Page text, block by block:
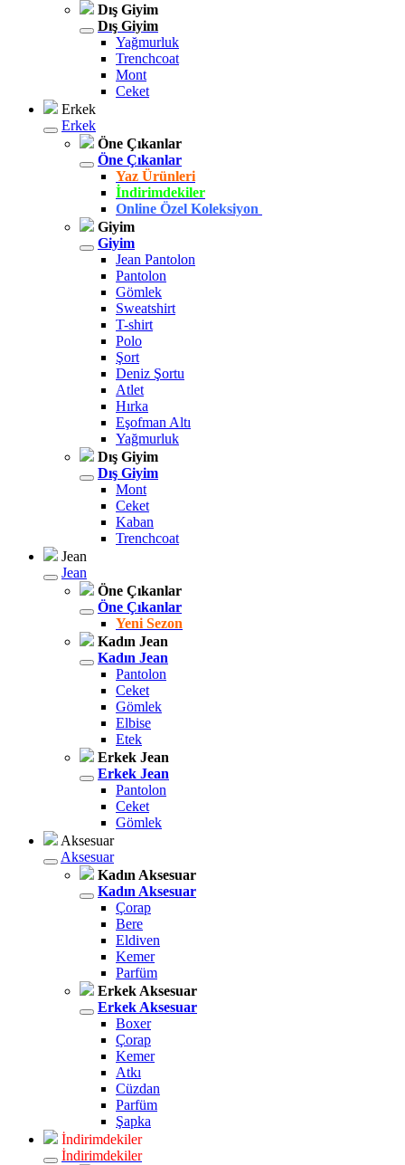
Dış Giyim
Dış Giyim
Yağmurluk
Trenchcoat
Mont
Ceket
Erkek
Erkek
Öne Çıkanlar
Öne Çıkanlar
Yaz Ürünleri
İndirimdekiler
Online Özel Koleksiyon
Giyim
Giyim
Jean Pantolon
Pantolon
Gömlek
Sweatshirt
T-shirt
Polo
Şort
Deniz Şortu
Atlet
Hırka
Eşofman Altı
Yağmurluk
Dış Giyim
Dış Giyim
Mont
Ceket
Kaban
Trenchcoat
Jean
Jean
Öne Çıkanlar
Öne Çıkanlar
Yeni Sezon
Kadın Jean
Kadın Jean
Pantolon
Ceket
Gömlek
Elbise
Etek
Erkek Jean
Erkek Jean
Pantolon
Ceket
Gömlek
Aksesuar
Aksesuar
Kadın Aksesuar
Kadın Aksesuar
Çorap
Bere
Eldiven
Kemer
Parfüm
Erkek Aksesuar
Erkek Aksesuar
Boxer
Çorap
Kemer
Atkı
Cüzdan
Parfüm
Şapka
İndirimdekiler
İndirimdekiler